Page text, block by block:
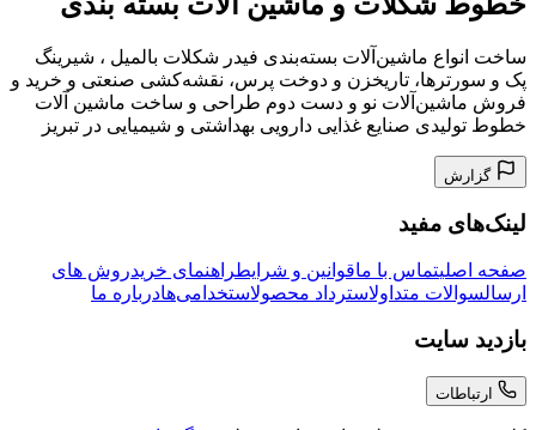
ساخت انواع ماشین‌آلات بسته‌بندی فیدر شکلات بالمیل ، شیرینگ
پک و سورترها، تاریخزن و دوخت پرس، نقشه‌کشی صنعتی و خرید و
فروش ماشین‌آلات نو و دست دوم طراحی و ساخت ماشین آلات
خطوط تولیدی صنایع غذایی دارویی بهداشتی و شیمیایی در تبریز
گزارش
لینک‌های مفید
صفحه اصلیتماس با ماقوانین و شرایطراهنمای خریدروش های
ارسالسوالات متداولاسترداد محصولاستخدامی‌هادرباره ما
بازدید سایت
ارتباطات